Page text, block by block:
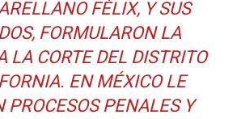
FÉLIX, Y SUS
FORMULARON LA
LA CORTE DEL DISTRITO
EN MÉXICO LE
PROCESOS PENALES Y